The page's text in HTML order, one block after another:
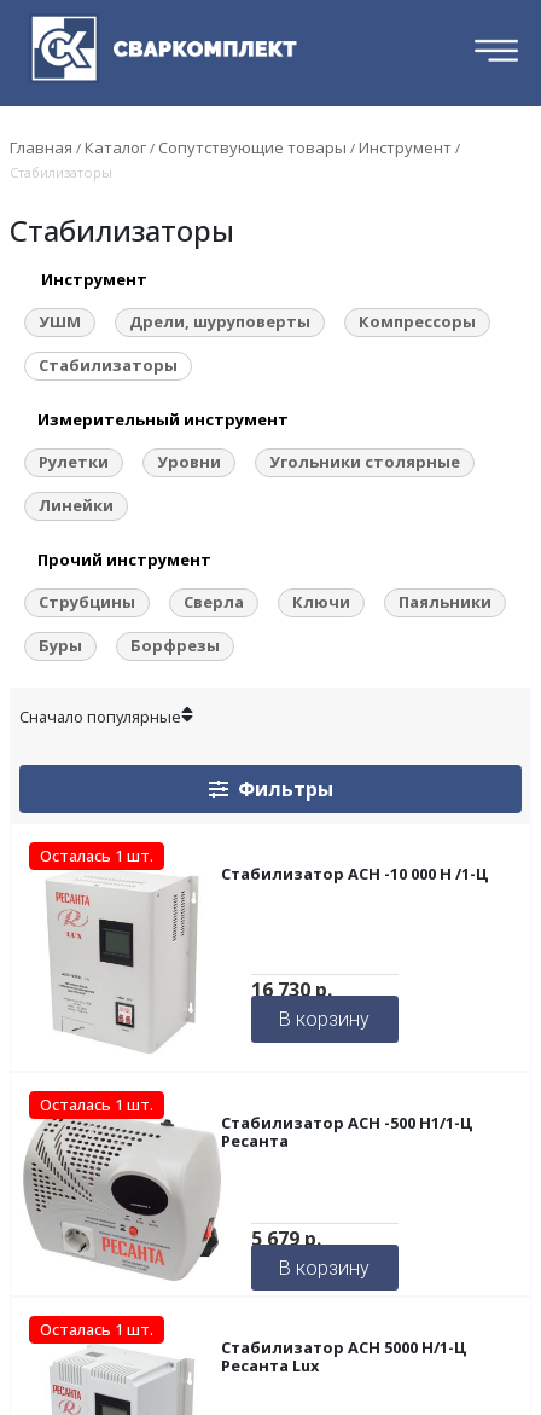
Главная / Каталог / Сопутствующие товары / Инструмент /
Стабилизаторы
Стабилизаторы
Инструмент
УШМ
Дрели, шуруповерты
Компрессоры
Стабилизаторы
Измерительный инструмент
Рулетки
Уровни
Угольники столярные
Линейки
Прочий инструмент
Струбцины
Сверла Ключи
Паяльники
Буры
Борфрезы
Фильтры
Осталась 1 шт.
Стабилизатор ACH -10 000 Н /1-Ц
16 730р.
В корзину
Осталась 1 шт.
Стабилизатор ACH -500 Н1/1-Ц
Ресанта
5 679р.
В корзину
Осталась 1 шт.
Стабилизатор АСН 5000 Н/1-Ц
Ресанта Lux